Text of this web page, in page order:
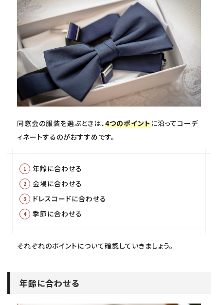
同窓会の服装を選ぶときは、4つのポイントに沿ってコーデ
ィネートするのがおすすめです。
年齢に合わせる
会場に合わせる
ドレスコードに合わせる
季節に合わせる
それぞれのポイントについて確認していきましょう。
年齢に合わせる